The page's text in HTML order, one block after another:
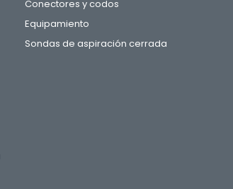
Conectores y codos
Equipamiento
Sondas de aspiración cerrada